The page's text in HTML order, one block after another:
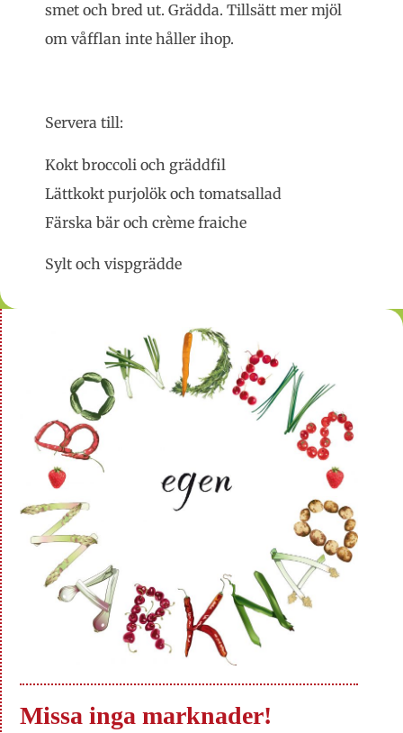
smet och bred ut. Grädda. Tillsätt mer mjöl
om våfflan inte håller ihop.
Servera till:
Kokt broccoli och gräddfil
Lättkokt purjolök och tomatsallad
Färska bär och crème fraiche
Sylt och vispgrädde
Missa inga marknader!